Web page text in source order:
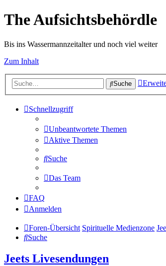
The Aufsichtsbehördle
Bis ins Wassermannzeitalter und noch viel weiter
Zum Inhalt
Suche
Schnellzugriff
Unbeantwortete Themen
Aktive Themen
Suche
Das Team
FAQ
Anmelden
Foren-Übersicht Spirituelle Medienzone
Suche
Jeets Livesendungen